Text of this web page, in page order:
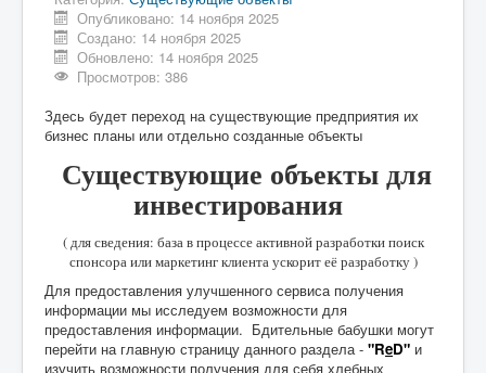
Опубликовано: 14 ноября 2025
Создано: 14 ноября 2025
Обновлено: 14 ноября 2025
Просмотров: 386
Здесь будет переход на существующие предприятия их
бизнес планы или отдельно созданные объекты
Существующие объекты для
инвестирования
( для сведения: база в процессе активной разработки поиск
спонсора или маркетинг клиента ускорит её разработку )
Для предоставления улучшенного сервиса получения
информации мы исследуем возможности для
предоставления информации. Бдительные бабушки могут
перейти на главную страницу данного раздела - "ReD" и
изучить возможности получения для себя хлебных